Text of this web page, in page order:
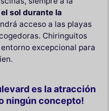
sol durante la
acceso a las playas
Chiringuitos
excepcional para
es la atracción
ningún concepto!